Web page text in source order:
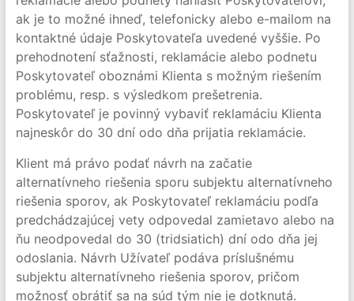
ak je to možné ihneď, telefonicky alebo e-mailom na
kontaktné údaje Poskytovateľa uvedené vyššie. Po
prehodnotení sťažnosti, reklamácie alebo podnetu
Poskytovateľ oboznámi Klienta s možným riešením
problému, resp. s výsledkom prešetrenia.
Poskytovateľ je povinný vybaviť reklamáciu Klienta
najneskôr do 30 dní odo dňa prijatia reklamácie.
Klient má právo podať návrh na začatie
alternatívneho riešenia sporu subjektu alternatívneho
riešenia sporov, ak Poskytovateľ reklamáciu podľa
predchádzajúcej vety odpovedal zamietavo alebo na
ňu neodpovedal do 30 (tridsiatich) dní odo dňa jej
odoslania. Návrh Užívateľ podáva príslušnému
subjektu alternatívneho riešenia sporov, pričom
možnosť obrátiť sa na súd tým nie je dotknutá.